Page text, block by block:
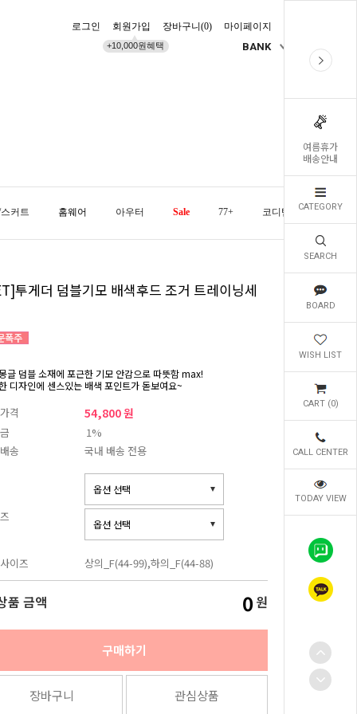
여름휴가
배송안내
CATEGORY
SEARCH
BOARD
WISH LIST
CART (0)
CALL CENTER
TODAY VIEW
로그인 회원가입
+10,000원혜택
장바구니(0) 마이페이지
BANK
커트 홈웨어 아우터 Sale 77+ 코디템 오늘발송
투게더 덤블기모 배색후드 조거 트레이닝세
글 덤블 소재에 포근한 기모 안감으로 따뜻함 max!
디자인에 센스있는 배색 포인트가 돋보여요~
격 54,800 원
1%
송
국내 배송 전용
이즈 상의_F(44-99),하의_F(44-88)
품 금액 0 원
구매하기
장바구니 관심상품